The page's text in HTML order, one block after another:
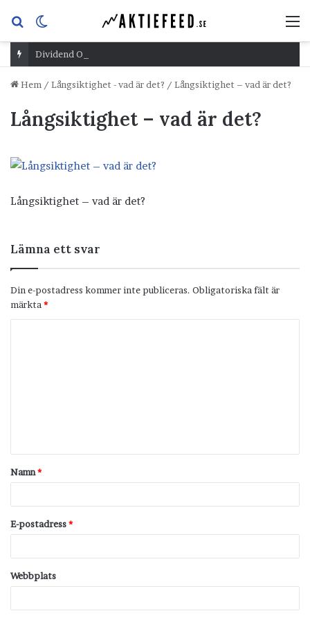
Sök
efterskin
Dividend Overshoot Day
Hem / Långsiktighet - vad är det? / Långsiktighet – vad är det?
Långsiktighet – vad är det?
Långsiktighet – vad är det?
Lämna ett svar
Din e-postadress kommer inte publiceras. Obligatoriska fält är
märkta *
t
a
Namn*
E-postadress*
Webbplats